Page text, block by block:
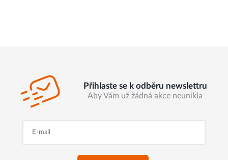
Přihlaste se k odběru newslettru
Aby Vám už žádná akce neunikla